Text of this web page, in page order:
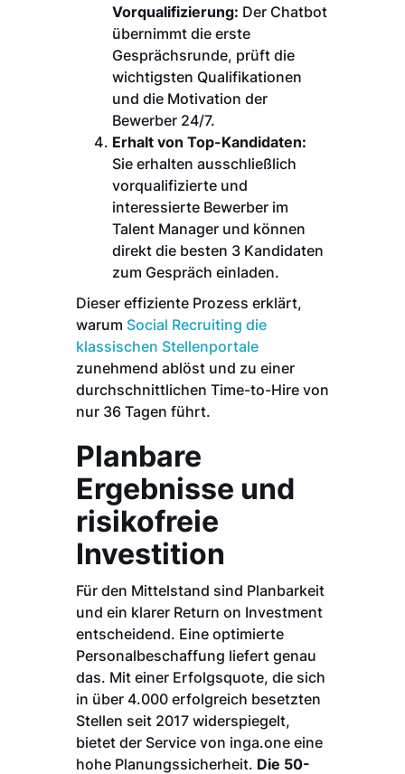
Vorqualifizierung: Der Chatbot
übernimmt die erste
Gesprächsrunde, prüft die
wichtigsten Qualifikationen
und die Motivation der
Bewerber 24/7.
Erhalt von Top-Kandidaten:
Sie erhalten ausschließlich
vorqualifizierte und
interessierte Bewerber im
Talent Manager und können
direkt die besten 3 Kandidaten
zum Gespräch einladen.
Dieser effiziente Prozess erklärt,
warum Social Recruiting die
klassischen Stellenportale
zunehmend ablöst und zu einer
durchschnittlichen Time-to-Hire von
nur 36 Tagen führt.
Planbare
Ergebnisse und
risikofreie
Investition
Für den Mittelstand sind Planbarkeit
und ein klarer Return on Investment
entscheidend. Eine optimierte
Personalbeschaffung liefert genau
das. Mit einer Erfolgsquote, die sich
in über 4.000 erfolgreich besetzten
Stellen seit 2017 widerspiegelt,
bietet der Service von inga.one eine
hohe Planungssicherheit. Die 50-